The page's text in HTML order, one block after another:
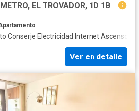
EL TROVADOR, 1D 1B
·Conserje·Electricidad· Internet·Ascensor
Ver en detalle